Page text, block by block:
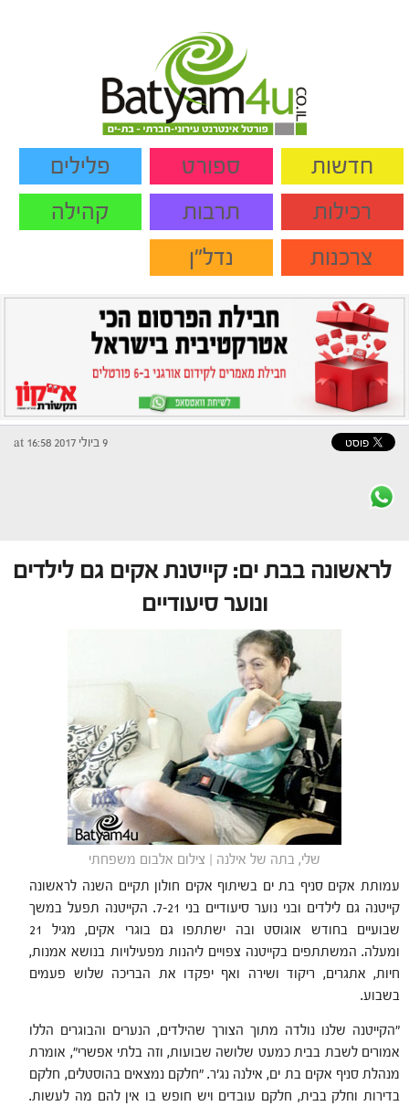
חדשות ספורט
פלילים
רכילות
תרבות
קהילה
צרכנות
נדל"ן
9 ביולי 2017 at 16:58
לראשונה בבת ים: קייטנת אקים גם לילדים
ונוער סיעודיים
שלי, בתה של אילנה | צילום אלבום משפחתי
עמותת אקים סניף בת ים בשיתוף אקים חולון תקיים השנה לראשונה
קייטנה גם לילדים ובני נוער סיעודיים בני 7-21. הקייטנה תפעל במשך
שבועיים בחודש אוגוסט ובה ישתתפו גם בוגרי אקים, מגיל 21
ומעלה. המשתתפים בקייטנה צפויים ליהנות מפעילויות בנושא אמנות,
חיות, אתגרים, ריקוד ושירה ואף יפקדו את הבריכה שלוש פעמים
בשבוע.
"הקייטנה שלנו נולדה מתוך הצורך שהילדים, הנערים והבוגרים הללו
אמורים לשבת בבית כמעט שלושה שבועות, וזה בלתי אפשרי", אומרת
מנהלת סניף אקים בת ים, אילנה נג'ר. "חלקם נמצאים בהוסטלים, חלקם
בדירות וחלק בבית, חלקם עובדים ויש חופש בו אין להם מה לעשות.